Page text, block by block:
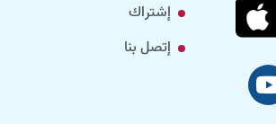
إشتراك
إتصل بنا